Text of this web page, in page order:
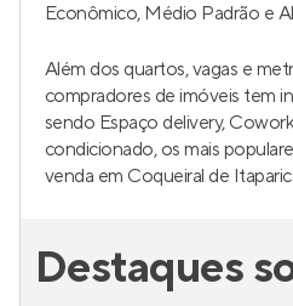
Econômico, Médio Padrão e
Além dos quartos, vagas e
compradores de imóveis tem
sendo Espaço delivery,
condicionado, os mais
venda em Coqueiral de
Destaques